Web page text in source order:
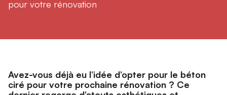
Avez-vous déjà eu l’idée d’opter pour le béton
ciré pour votre prochaine rénovation ? Ce